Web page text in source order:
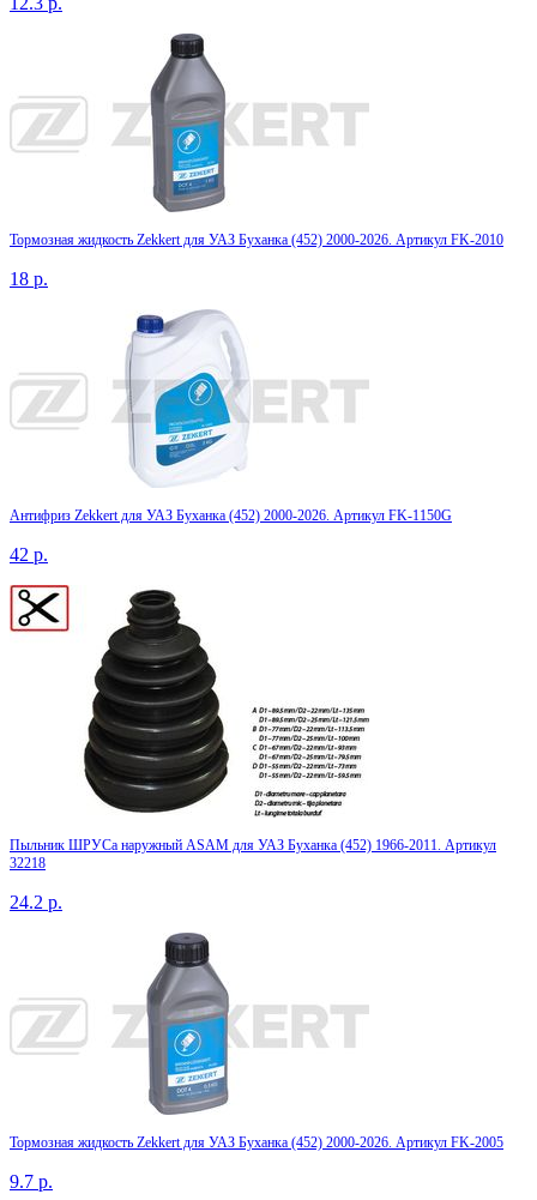
Тормозная жидкость Zekkert для УАЗ Буханка (452) 2000-2026. Артикул FK-2010
18 р.
Антифриз Zekkert для УАЗ Буханка (452) 2000-2026. Артикул FK-1150G
42 р.
Пыльник ШРУСа наружный ASAM для УАЗ Буханка (452) 1966-2011. Артикул
32218
24.2 р.
Тормозная жидкость Zekkert для УАЗ Буханка (452) 2000-2026. Артикул FK-2005
9.7 р.